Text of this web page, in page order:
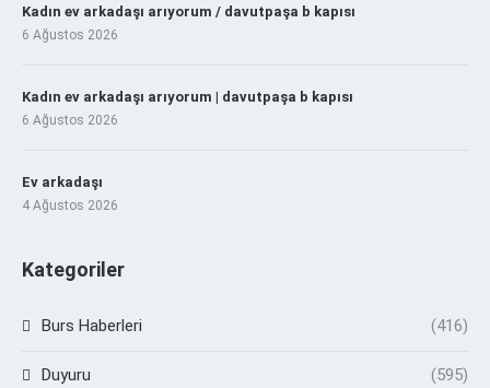
Kadın ev arkadaşı arıyorum / davutpaşa b kapısı
6 Ağustos 2026
Kadın ev arkadaşı arıyorum | davutpaşa b kapısı
6 Ağustos 2026
Ev arkadaşı
4 Ağustos 2026
Kategoriler
Burs Haberleri (416)
Duyuru (595)